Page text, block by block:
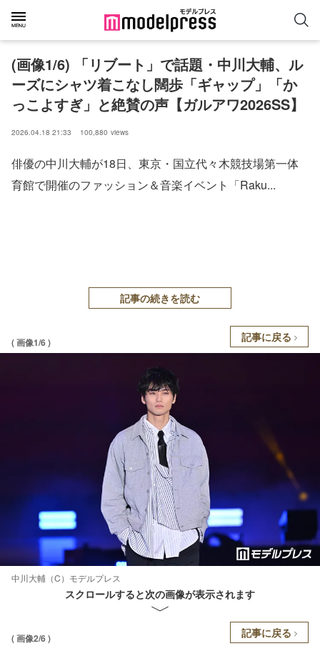
(画像1/6) 「リブート」で話題・中川大輔、ル
ーズにシャツ着こなし闊歩「ギャップ」「か
っこよすぎ」と絶賛の声【ガルアワ2026SS】
2026.04.18 21:33 100,880 views
俳優の中川大輔が18日、東京・国⽴代々⽊競技場第⼀体
育館で開催のファッション＆⾳楽イベント「Raku...
記事の続きを読む
( 画像1/6 ) 記事に戻る
中川大輔（C）モデルプレス
スクロールすると次の画像が表示されます
( 画像2/6 ) 記事に戻る